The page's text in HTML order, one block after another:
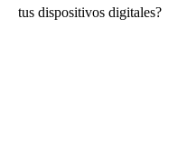
tus dispositivos digitales?